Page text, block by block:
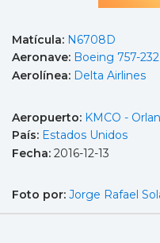
Matícula: N6708D
Aeronave: Boeing 757-232
Aerolínea: Delta Airlines
Aeropuerto: KMCO -
País: Estados Unidos
Fecha: 2016-12-13
Foto por: Jorge Rafael